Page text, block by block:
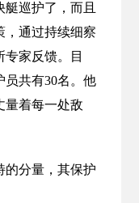
巡护了，而且
，通过持续细察
家反馈。目
员共有30名。他
量着每一处敌
分量，其保护